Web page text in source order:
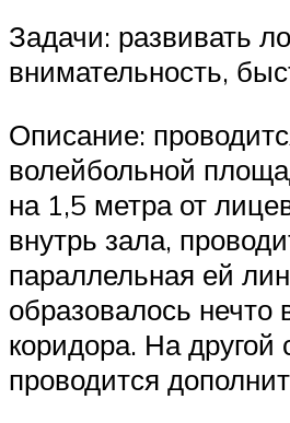
Задачи: развивать
внимательность,
Описание:
волейбольной
на 1,5 метра от
внутрь зала,
параллельная ей
образовалось нечто
коридора. На другой
проводится